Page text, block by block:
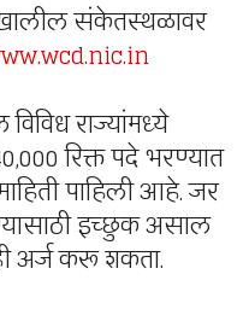
खालील संकेतस्थळावर
राज्यांमध्ये
रिक्त पदे भरण्यात
पाहिली आहे. जर
इच्छुक असाल
अर्ज करू शकता.